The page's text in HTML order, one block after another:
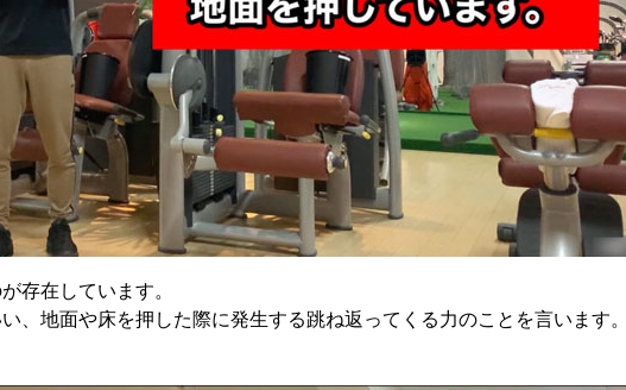
存在しています。
、地面や床を押した際に発生する跳ね返ってくる力のことを言います。